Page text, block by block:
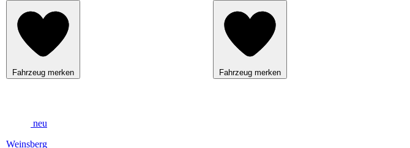
Fahrzeug merken Fahrzeug merken
neu
Weinsberg